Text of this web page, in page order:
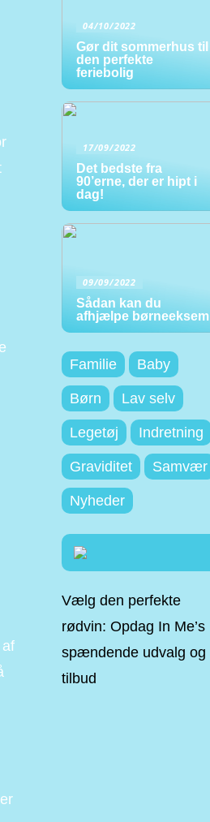
04/10/2022
Gør dit sommerhus til
den perfekte
feriebolig
17/09/2022
Det bedste fra
90’erne, der er hipt i
dag!
09/09/2022
Sådan kan du
afhjælpe børneeksem
Familie Baby
Børn Lav selv
Legetøj Indretning
Graviditet Samvær
Nyheder
Vælg den perfekte
rødvin: Opdag In Me’s
spændende udvalg og
tilbud